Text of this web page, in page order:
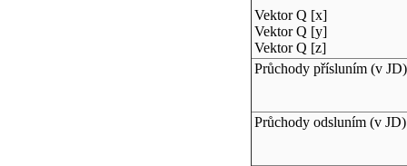
Vektor Q [x]
Vektor Q [y]
Vektor Q [z]
Průchody přísluním (v JD)
Průchody odsluním (v JD)